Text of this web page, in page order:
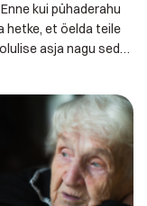
võtta hetke,
meile nii olulise
ja
on, et […]